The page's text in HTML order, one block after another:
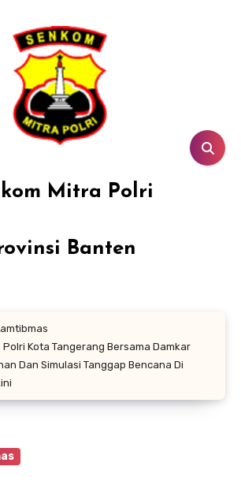
Mitra Polri
Banten
Polri Kota Tangerang Bersama Damkar
Dan Simulasi Tanggap Bencana Di